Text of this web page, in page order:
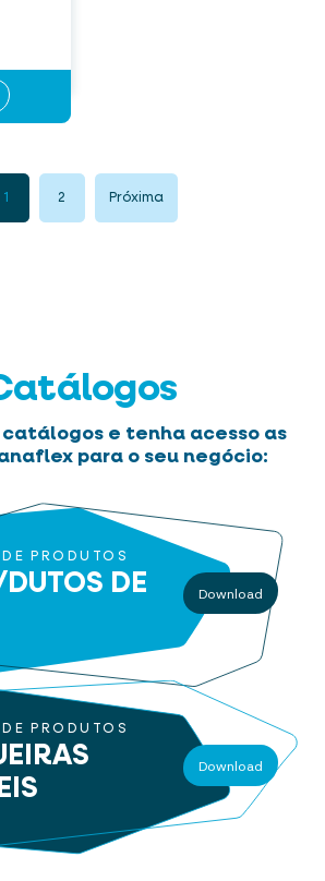
1 2 Próxima
catálogos e tenha acesso as
para o seu negócio:
PRODUTOS
DE
Download
PRODUTOS
Download